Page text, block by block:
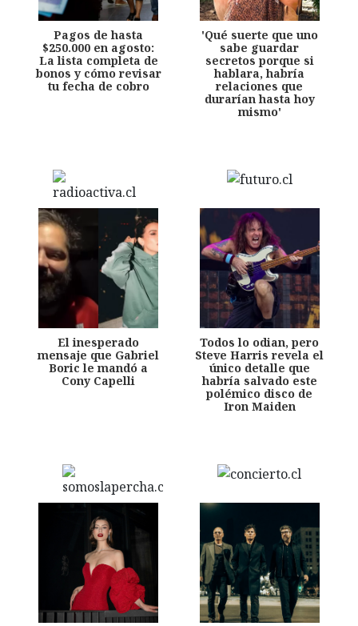
Pagos de hasta
$250.000 en agosto:
La lista completa de
bonos y cómo revisar
tu fecha de cobro
'Qué suerte que uno
sabe guardar
secretos porque si
hablara, habría
relaciones que
durarían hasta hoy
mismo'
El inesperado
mensaje que Gabriel
Boric le mandó a
Cony Capelli
Todos lo odian, pero
Steve Harris revela el
único detalle que
habría salvado este
polémico disco de
Iron Maiden